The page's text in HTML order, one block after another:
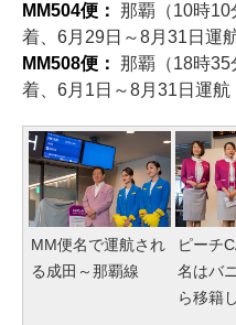
MM504便： 那覇（10時10
着、6月29日～8月31日運
MM508便： 那覇（18時35
着、6月1日～8月31日運航
MM便名で運航され
る成田～那覇線
ピーチ
名はバ
ら移籍